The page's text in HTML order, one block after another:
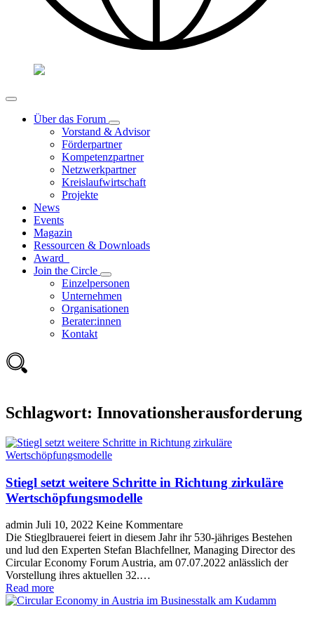
Über das Forum
Vorstand & Advisor
Förderpartner
Kompetenzpartner
Netzwerkpartner
Kreislaufwirtschaft
Projekte
News
Events
Magazin
Ressourcen & Downloads
Award
Join the Circle
Einzelpersonen
Unternehmen
Organisationen
Berater:innen
Kontakt
Schlagwort: Innovationsherausforderung
Stiegl setzt weitere Schritte in Richtung zirkuläre
Wertschöpfungsmodelle
admin Juli 10, 2022 Keine Kommentare
Die Stieglbrauerei feiert in diesem Jahr ihr 530-jähriges Bestehen
und lud den Experten Stefan Blachfellner, Managing Director des
Circular Economy Forum Austria, am 07.07.2022 anlässlich der
Vorstellung ihres aktuellen 32.…
Read more